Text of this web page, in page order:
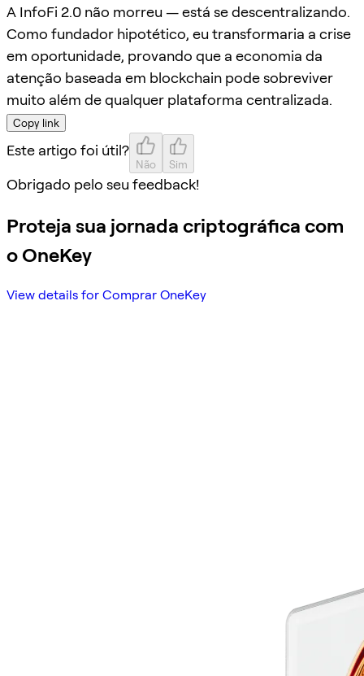
A InfoFi 2.0 não morreu — está se descentralizando.
Como fundador hipotético, eu transformaria a crise
em oportunidade, provando que a economia da
atenção baseada em blockchain pode sobreviver
muito além de qualquer plataforma centralizada.
Copy link
Este artigo foi útil?
Não Sim
Obrigado pelo seu feedback!
Proteja sua jornada criptográfica com
o OneKey
View details for Comprar OneKey